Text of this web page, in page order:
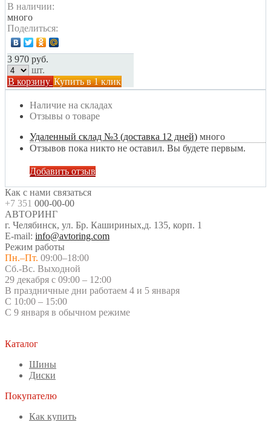
В наличии:
много
Поделиться:
3 970 руб.
шт.
В корзину Купить в 1 клик
Наличие на складах
Отзывы о товаре
Удаленный склад №3 (доставка 12 дней) много
Отзывов пока никто не оставил. Вы будете первым.
Добавить отзыв
Как с нами связаться
+7 351 000-00-00
АВТОРИНГ
г. Челябинск, ул. Бр. Кашириных,д. 135, корп. 1
E-mail: info@avtoring.com
Режим работы
Пн.–Пт. 09:00–18:00
Сб.-Вс. Выходной
29 декабря с 09:00 – 12:00
В праздничные дни работаем 4 и 5 января
С 10:00 – 15:00
С 9 января в обычном режиме
Каталог
Шины
Диски
Покупателю
Как купить